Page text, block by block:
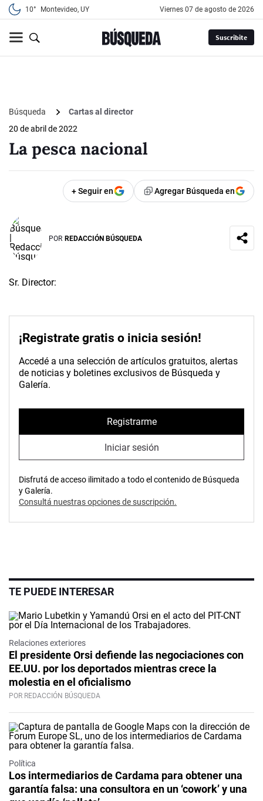
10° Montevideo, UY viernes 07 de agosto de 2026
Suscribite
Búsqueda
Cartas al director
20 de abril de 2022
La pesca nacional
+ Seguir en Agregar Búsqueda en
POR REDACCIÓN BÚSQUEDA
Sr. Director:
¡Registrate gratis o inicia sesión!
Accedé a una selección de artículos gratuitos, alertas
de noticias y boletines exclusivos de Búsqueda y
Galería.
Registrarme
Iniciar sesión
Disfrutá de acceso ilimitado a todo el contenido de Búsqueda
y Galería.
Consultá nuestras opciones de suscripción.
TE PUEDE INTERESAR
Relaciones exteriores
El presidente Orsi defiende las negociaciones con
EE.UU. por los deportados mientras crece la
molestia en el oficialismo
POR REDACCIÓN BÚSQUEDA
Política
Los intermediarios de Cardama para obtener una
garantía falsa: una consultora en un ‘cowork’ y una